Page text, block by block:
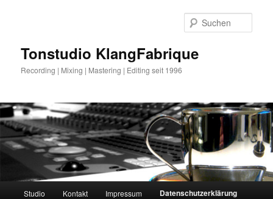
Tonstudio KlangFabrique
Recording | Mixing | Mastering | Editing seit 1996
Studio Kontakt Impressum Datenschutzerklärung